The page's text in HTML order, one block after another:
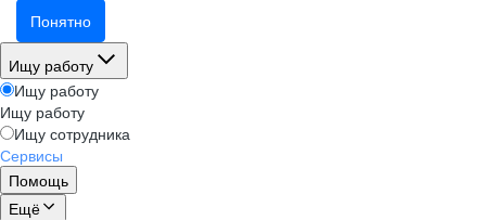
Понятно
Ищу работу
Ищу работу
Ищу работу
Ищу сотрудника
Сервисы
Помощь
Ещё